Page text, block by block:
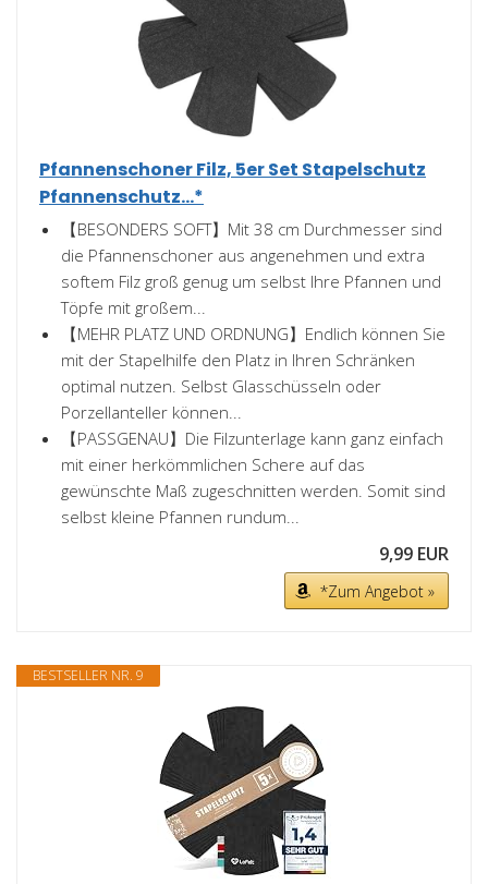
Pfannenschoner Filz, 5er Set Stapelschutz
Pfannenschutz...*
【BESONDERS SOFT】Mit 38 cm Durchmesser sind
die Pfannenschoner aus angenehmen und extra
softem Filz groß genug um selbst Ihre Pfannen und
Töpfe mit großem...
【MEHR PLATZ UND ORDNUNG】Endlich können Sie
mit der Stapelhilfe den Platz in Ihren Schränken
optimal nutzen. Selbst Glasschüsseln oder
Porzellanteller können...
【PASSGENAU】Die Filzunterlage kann ganz einfach
mit einer herkömmlichen Schere auf das
gewünschte Maß zugeschnitten werden. Somit sind
selbst kleine Pfannen rundum...
9,99 EUR
*Zum Angebot »
BESTSELLER NR. 9